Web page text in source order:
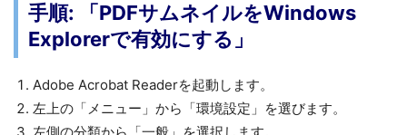
手順: 「PDFサムネイルをWindows
Explorerで有効にする」
Adobe Acrobat Readerを起動します。
左上の「メニュー」から「環境設定」を選びます。